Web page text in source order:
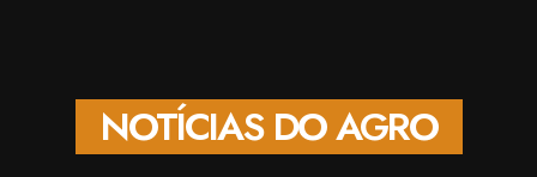
NOTÍCIAS DO AGRO